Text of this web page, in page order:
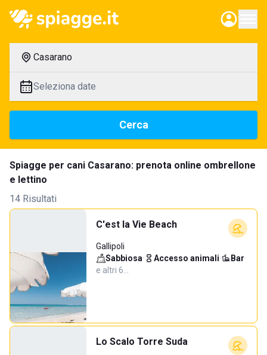
Casarano
Seleziona date
Cerca
Spiagge per cani Casarano: prenota online ombrellone
e lettino
14 Risultati
C'est la Vie Beach
Gallipoli
Sabbiosa· Accesso animali· Bar·
e altri 6…
Lo Scalo Torre Suda